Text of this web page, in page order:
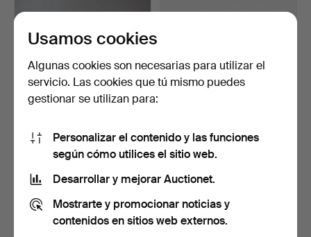
CONJUNTO DE
COMEDOR, 7 piezas,
caoba, sigl…
Subastado 3 ago 2026
37 USD
MESA DE COMEDOR,
Subastado 2 ago 2026
589 USD
Usamos cookies
Algunas cookies son necesarias para utilizar el
servicio. Las cookies que tú mismo puedes
gestionar se utilizan para:
Personalizar el contenido y las funciones
según cómo utilices el sitio web.
Desarrollar y mejorar Auctionet.
Mostrarte y promocionar noticias y
contenidos en sitios web externos.